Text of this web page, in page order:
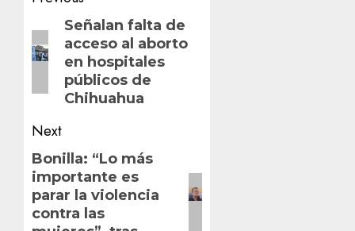
navigation
Previous
post:
Señalan falta de
acceso al aborto
en hospitales
públicos de
Chihuahua
Next
Next
post:
Bonilla: “Lo más
importante es
parar la violencia
contra las